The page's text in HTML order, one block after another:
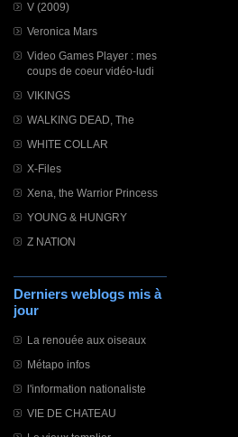
V (2009)
Veronica Mars
Video Games Player : mes
coups de coeur vidéo-ludi
VIKINGS
WALKING DEAD, The
WHITE COLLAR
X-Files
Xena, the Warrior Princess
YOUNG & HUNGRY
Z NATION
Derniers weblogs mis à
jour
La renouée aux oiseaux
Métapo infos
l'information nationaliste
VIE DE CHATEAU